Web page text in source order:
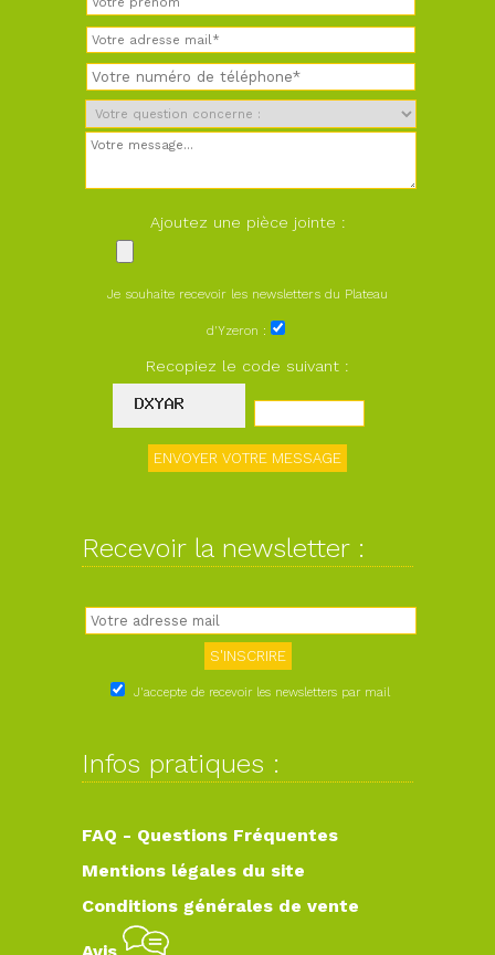
Ajoutez une pièce jointe :
Je souhaite recevoir les newsletters du Plateau
d'Yzeron :
Recopiez le code suivant :
Recevoir la newsletter :
J'accepte de recevoir les newsletters par mail
Infos pratiques :
FAQ - Questions Fréquentes
Mentions légales du site
Conditions générales de vente